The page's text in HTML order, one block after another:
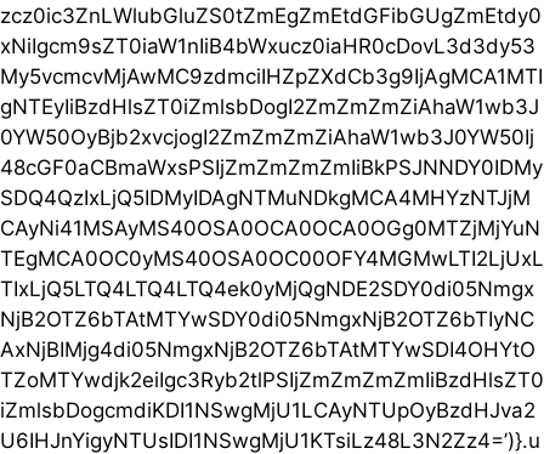
zcz0ic3ZnLWlubGluZS0tZmEgZmEtdGFibGUgZmEtdy0
xNiIgcm9sZT0iaW1nIiB4bWxucz0iaHR0cDovL3d3dy53
My5vcmcvMjAwMC9zdmciIHZpZXdCb3g9IjAgMCA1MTI
gNTEyIiBzdHlsZT0iZmlsbDogI2ZmZmZmZiAhaW1wb3J
0YW50OyBjb2xvcjogI2ZmZmZmZiAhaW1wb3J0YW50Ij
48cGF0aCBmaWxsPSIjZmZmZmZmIiBkPSJNNDY0IDMy
SDQ4QzIxLjQ5IDMyIDAgNTMuNDkgMCA4MHYzNTJjM
CAyNi41MSAyMS40OSA0OCA0OCA0OGg0MTZjMjYuN
TEgMCA0OC0yMS40OSA0OC00OFY4MGMwLTI2LjUxL
TIxLjQ5LTQ4LTQ4LTQ4ek0yMjQgNDE2SDY0di05Nmgx
NjB2OTZ6bTAtMTYwSDY0di05NmgxNjB2OTZ6bTIyNC
AxNjBIMjg4di05NmgxNjB2OTZ6bTAtMTYwSDI4OHYtO
TZoMTYwdjk2eiIgc3Ryb2tlPSIjZmZmZmZmIiBzdHlsZT0
iZmlsbDogcmdiKDI1NSwgMjU1LCAyNTUpOyBzdHJva2
U6IHJnYigyNTUsIDI1NSwgMjU1KTsiLz48L3N2Zz4=’)}.u